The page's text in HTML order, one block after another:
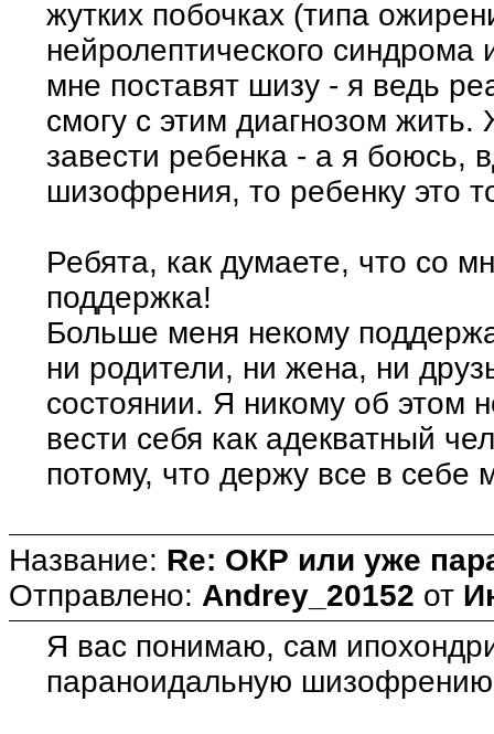
жутких побочках (типа
нейролептического синдрома
мне поставят шизу - я ведь
смогу с этим диагнозом
завести ребенка - а я боюсь,
шизофрения, то ребенку это
Ребята, как думаете, что со
поддержка!
Больше меня некому
ни родители, ни жена, ни
состоянии. Я никому об этом
вести себя как адекватный
потому, что держу все в себе
Название: Re: ОКР или уже
Отправлено: Andrey_20152 от
Я вас понимаю, сам
параноидальную